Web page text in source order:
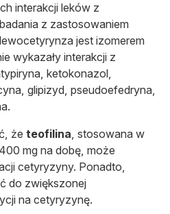
interakcji leków z
z zastosowaniem
jest izomerem
wykazały interakcji z
ketokonazol,
glipizyd, pseudoefedryna,
że teofilina, stosowana w
mg na dobę, może
cetyryzyny. Ponadto,
do zwiększonej
na cetyryzynę.